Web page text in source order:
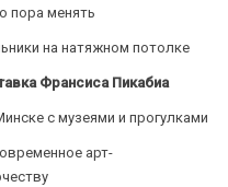
пора менять
на натяжном потолке
Франсиса Пикабиа
с музеями и прогулками
арт-